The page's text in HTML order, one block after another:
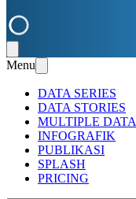
Menu
DATA SERIES
DATA STORIES
MULTIPLE DATA
INFOGRAFIK
PUBLIKASI
SPLASH
PRICING